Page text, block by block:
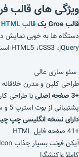
ویژگی های قالب
قالب Groe یک قالب HTML فروشگاهی
دستگاه ها به خوبی نمایش
HTML5 ،CSS3 ،jQuery است که در ادامه به معرفی امکانات آن می پردازیم:
سئو سازی عالی
طراحی کلین و مدرن خلاقانه
+3 صفحه اصلی
با طراحی
پشتیبانی از بوت استرپ 5 و ساخته شده با Sass
دارای نسخه انگلیسی چپ
+41 صفحه فایل HTML
آیکن فونت بسیار جذاب RemixIcon و استفاده از فونت وزیر متن